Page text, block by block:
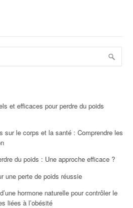
et efficaces pour perdre du poids
sur le corps et la santé : Comprendre les
du poids : Une approche efficace ?
une perte de poids réussie
hormone naturelle pour contrôler le
liées à l’obésité